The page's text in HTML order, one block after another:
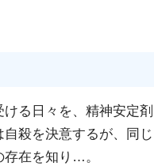
る日々を、精神安定剤
殺を決意するが、同じ
在を知り…。